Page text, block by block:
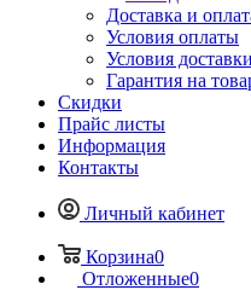
Доставка и
Условия оплаты
Условия доставки
Гарантия на
Скидки
Прайс листы
Информация
Контакты
Личный кабинет
Корзина0
Отложенные0